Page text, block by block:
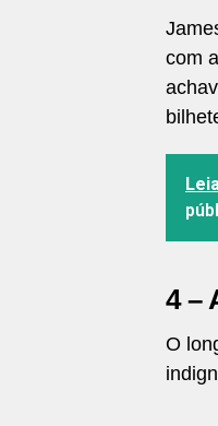
com
4 –
O